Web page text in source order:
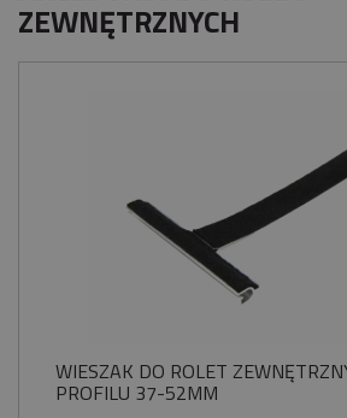
ZEWNĘTRZNYCH
WIESZAK DO ROLET
PROFILU 37-52MM